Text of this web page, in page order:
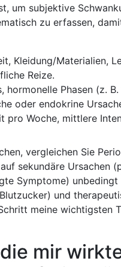
⁢um⁣ subjektive
‌zu ‌erfassen,
‍Kleidung/Materialien,⁤
Reize.
hormonelle ‌Phasen (z.
oder endokrine
pro Woche, mittlere⁢
vergleichen Sie
⁢sekundäre Ursachen⁤
Symptome)
⁢und
meine wichtigsten
mir